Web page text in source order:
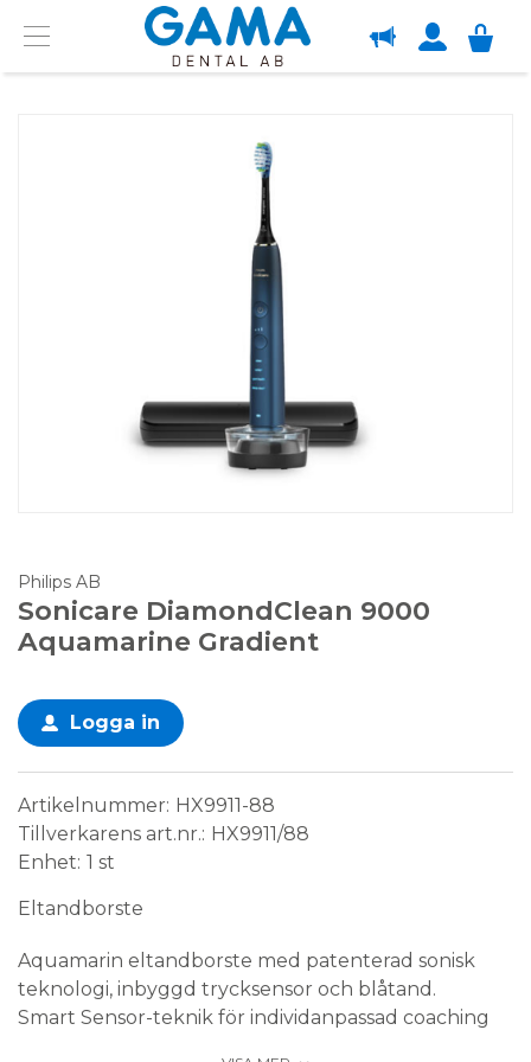
Menu
OM GAMA
Philips AB
Sonicare DiamondClean 9000
Aquamarine Gradient
Logga in
Artikelnummer
HX9911-88
Tillverkarens art.nr.
HX9911/88
Enhet 1 st
Eltandborste
Aquamarin eltandborste med patenterad sonisk
teknologi, inbyggd trycksensor och blåtand.
Smart Sensor-teknik för individanpassad coaching